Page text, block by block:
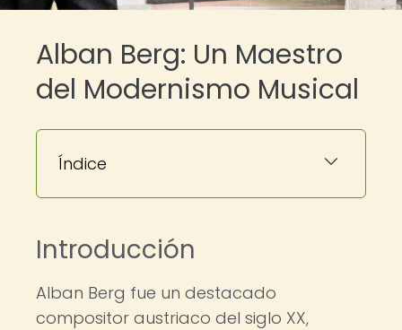
Alban Berg: Un Maestro
del Modernismo Musical
Índice
Introducción
Alban Berg fue un destacado
compositor austriaco del siglo XX,